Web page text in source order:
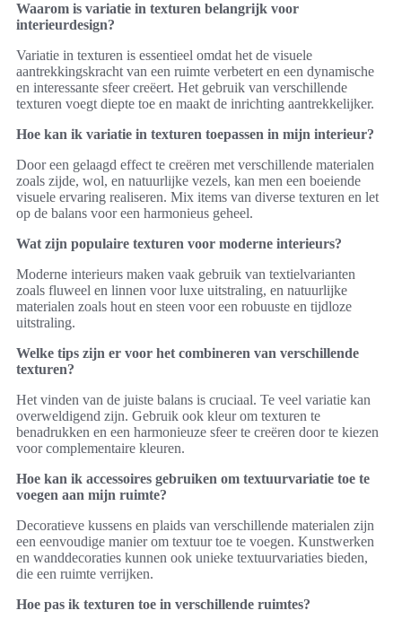
Waarom is variatie in texturen belangrijk voor
interieurdesign?
Variatie in texturen is essentieel omdat het de visuele
aantrekkingskracht van een ruimte verbetert en een dynamische
en interessante sfeer creëert. Het gebruik van verschillende
texturen voegt diepte toe en maakt de inrichting aantrekkelijker.
Hoe kan ik variatie in texturen toepassen in mijn interieur?
Door een gelaagd effect te creëren met verschillende materialen
zoals zijde, wol, en natuurlijke vezels, kan men een boeiende
visuele ervaring realiseren. Mix items van diverse texturen en let
op de balans voor een harmonieus geheel.
Wat zijn populaire texturen voor moderne interieurs?
Moderne interieurs maken vaak gebruik van textielvarianten
zoals fluweel en linnen voor luxe uitstraling, en natuurlijke
materialen zoals hout en steen voor een robuuste en tijdloze
uitstraling.
Welke tips zijn er voor het combineren van verschillende
texturen?
Het vinden van de juiste balans is cruciaal. Te veel variatie kan
overweldigend zijn. Gebruik ook kleur om texturen te
benadrukken en een harmonieuze sfeer te creëren door te kiezen
voor complementaire kleuren.
Hoe kan ik accessoires gebruiken om textuurvariatie toe te
voegen aan mijn ruimte?
Decoratieve kussens en plaids van verschillende materialen zijn
een eenvoudige manier om textuur toe te voegen. Kunstwerken
en wanddecoraties kunnen ook unieke textuurvariaties bieden,
die een ruimte verrijken.
Hoe pas ik texturen toe in verschillende ruimtes?